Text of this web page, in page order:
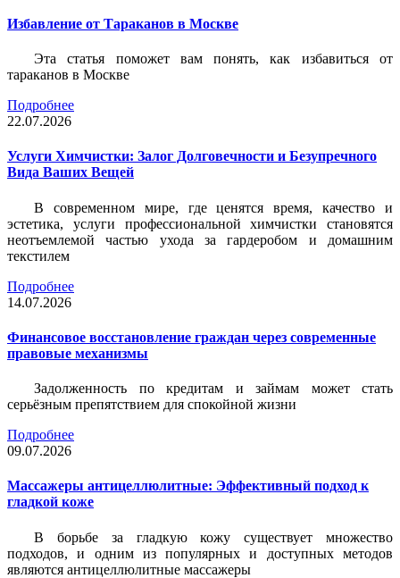
Избавление от Тараканов в Москве
Эта статья поможет вам понять, как избавиться от
тараканов в Москве
Подробнее
22.07.2026
Услуги Химчистки: Залог Долговечности и Безупречного
Вида Ваших Вещей
В современном мире, где ценятся время, качество и
эстетика, услуги профессиональной химчистки становятся
неотъемлемой частью ухода за гардеробом и домашним
текстилем
Подробнее
14.07.2026
Финансовое восстановление граждан через современные
правовые механизмы
Задолженность по кредитам и займам может стать
серьёзным препятствием для спокойной жизни
Подробнее
09.07.2026
Массажеры антицеллюлитные: Эффективный подход к
гладкой коже
В борьбе за гладкую кожу существует множество
подходов, и одним из популярных и доступных методов
являются антицеллюлитные массажеры